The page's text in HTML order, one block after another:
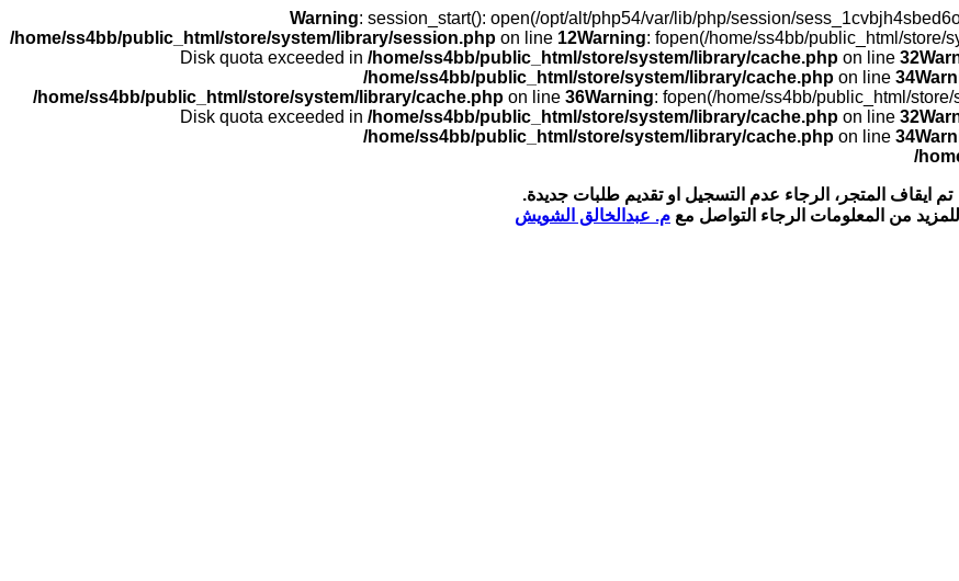
Warning: session_start(): open(/opt/alt/php54/var/lib/php/session/
/home/ss4bb/public_html/store/system/library/session.php on line 12Warning: fopen(/home/ss4bb/public_html/store/
Disk quota exceeded in /home/ss4bb/public_html/store/system/library/cache.php on line 32
/home/ss4bb/public_html/store/system/library/cache.php on line 34
/home/ss4bb/public_html/store/system/library/cache.php on line 36Warning: fopen(/home/ss4bb/public_html/
Disk quota exceeded in /home/ss4bb/public_html/store/system/library/cache.php on line 32
/home/ss4bb/public_html/store/system/library/cache.php on line 34
/
تم ايقاف المتجر، الرجاء عدم التسجيل او تقديم طلبات جديدة.
للمزيد من المعلومات الرجاء التواصل مع م. عبدالخالق الشويش